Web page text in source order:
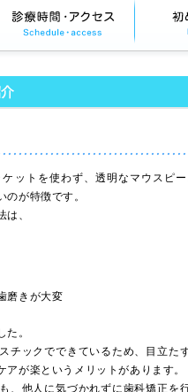
ットを使わず、透明なマウスピ
が特徴です。
、
磨きが大変
。
チックでできているため、目立た
が楽というメリットがあります。
、他人に気づかれずに歯科矯正を